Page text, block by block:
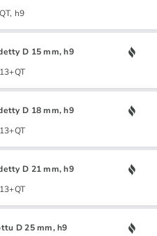
h9
D 15 mm, h9
D 18 mm, h9
D 21 mm, h9
D 25 mm, h9